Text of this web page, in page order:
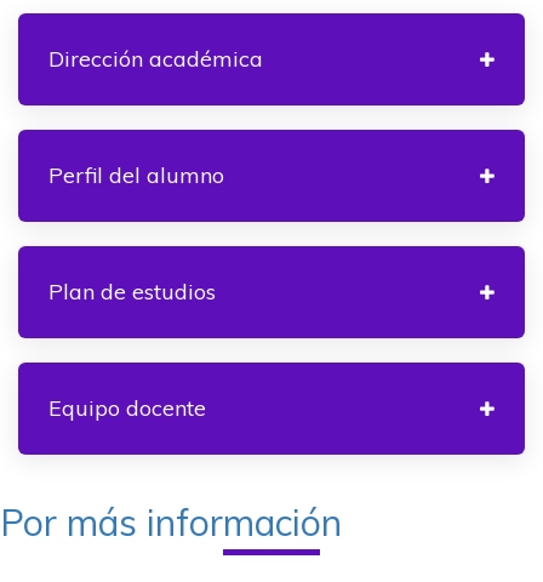
Dirección académica
Perfil del alumno
Plan de estudios
Equipo docente
Por más información